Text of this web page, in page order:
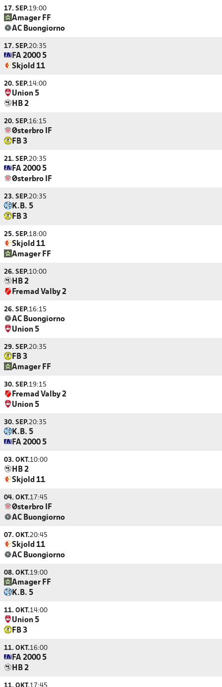
17. SEP.19:00
Amager FF
AC Buongiorno
17. SEP.20:35
FA 2000 5
Skjold 11
20. SEP.14:00
Union 5
HB 2
20. SEP.16:15
Østerbro IF
FB 3
21. SEP.20:35
FA 2000 5
Østerbro IF
23. SEP.20:35
K.B. 5
FB 3
25. SEP.18:00
Skjold 11
Amager FF
26. SEP.10:00
HB 2
Fremad Valby 2
26. SEP.16:15
AC Buongiorno
Union 5
29. SEP.20:35
FB 3
Amager FF
30. SEP.19:15
Fremad Valby 2
Union 5
30. SEP.20:35
K.B. 5
FA 2000 5
03. OKT.10:00
HB 2
Skjold 11
04. OKT.17:45
Østerbro IF
AC Buongiorno
07. OKT.20:45
Skjold 11
AC Buongiorno
08. OKT.19:00
Amager FF
K.B. 5
11. OKT.14:00
Union 5
FB 3
11. OKT.16:00
FA 2000 5
HB 2